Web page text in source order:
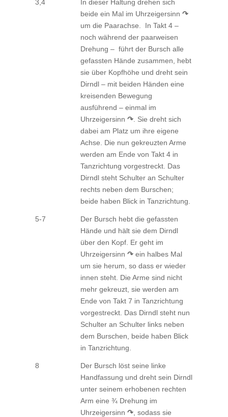
3,4
In dieser Haltung drehen sich
beide ein Mal im Uhrzeigersinn ↷
um die Paarachse. In Takt 4 –
noch während der paarweisen
Drehung – führt der Bursch alle
gefassten Hände zusammen, hebt
sie über Kopfhöhe und dreht sein
Dirndl – mit beiden Händen eine
kreisenden Bewegung
ausführend – einmal im
Uhrzeigersinn ↷. Sie dreht sich
dabei am Platz um ihre eigene
Achse. Die nun gekreuzten Arme
werden am Ende von Takt 4 in
Tanzrichtung vorgestreckt. Das
Dirndl steht Schulter an Schulter
rechts neben dem Burschen;
beide haben Blick in Tanzrichtung.
5-7
Der Bursch hebt die gefassten
Hände und hält sie dem Dirndl
über den Kopf. Er geht im
Uhrzeigersinn ↷ein halbes Mal
um sie herum, so dass er wieder
innen steht. Die Arme sind nicht
mehr gekreuzt, sie werden am
Ende von Takt 7 in Tanzrichtung
vorgestreckt. Das Dirndl steht nun
Schulter an Schulter links neben
dem Burschen, beide haben Blick
in Tanzrichtung.
8
Der Bursch löst seine linke
Handfassung und dreht sein Dirndl
unter seinem erhobenen rechten
Arm eine ¾ Drehung im
Uhrzeigersinn ↷, sodass sie